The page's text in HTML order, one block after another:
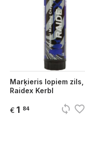
Marķieris lopiem zils,
Raidex Kerbl
€ 1 84 sync favorite_border